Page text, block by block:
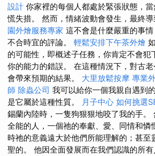
設計 你家裡的每個人都處於緊張狀態，
慌失措。 然而，情緒波動會發生，最終導
園外燴服務專家 這不會是什麼嚴重的事
不合時宜的評論。 輕鬆安排下午茶外燴
的可能性，即概述子任務，你肯定不會犯
你的能力的錯誤。 在這種情況下，對古
會帶來預期的結果。 大里放鬆按摩 專業
師 除蟲公司 我可以給你一個我親自遇到
是它屬於這種性質。 月子中心 如何挑選
錫蘭內陸時，一隻狗狠狠地咬了我的手。
全能的人，一個祂的奉獻、愛、同情和憐
時祂的意義遠大於他們所能理解的；甚至
聖的。 他因全面發展而在我們認識的所有